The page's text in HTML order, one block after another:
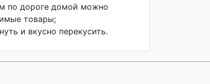
по дороге домой можно
товары;
и вкусно перекусить.